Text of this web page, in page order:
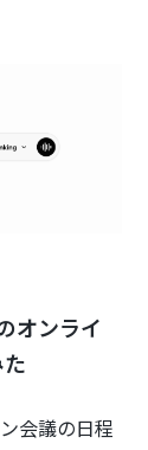
オンライ
会議の日程